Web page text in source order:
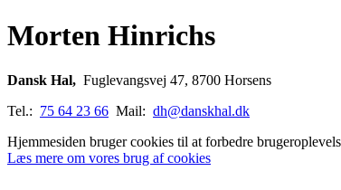
Morten Hinrichs
Dansk Hal, Fuglevangsvej 47, 8700 Horsens
Tel.: 75 64 23 66 Mail: dh@danskhal.dk
Hjemmesiden bruger cookies til at forbedre
Læs mere om vores brug af cookies